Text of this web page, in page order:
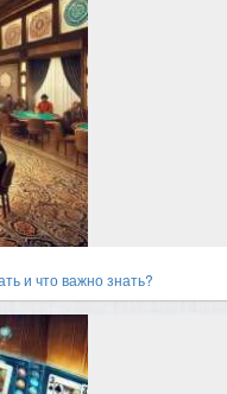
и что важно знать?